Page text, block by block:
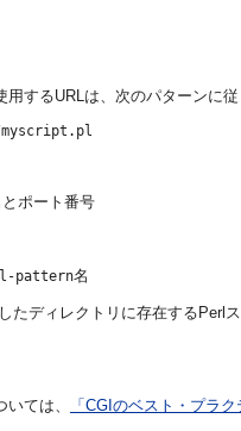
するURLは、次のパターンに
ポート番号
pattern名
たディレクトリに存在するPerl
ては、 「CGIのベスト・プラ